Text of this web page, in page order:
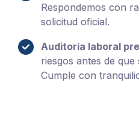
Respondemos con
solicitud oficial.
Auditoría laboral
riesgos antes de
Cumple con